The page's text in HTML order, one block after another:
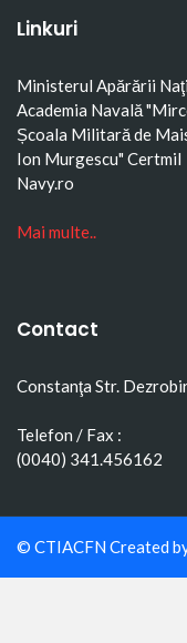
Linkuri
Ministerul Apărării
Academia Navală
Școala Militară de
Ion Murgescu" Certmil
Navy.ro
Mai multe..
Contact
Constanţa Str.
Telefon / Fax :
(0040) 341.456162
© CTIACFN Created